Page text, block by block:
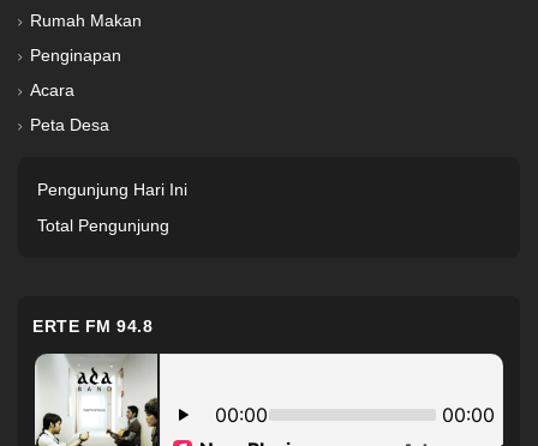
Rumah Makan
Penginapan
Acara
Peta Desa
Pengunjung Hari Ini
Total Pengunjung
ERTE FM 94.8